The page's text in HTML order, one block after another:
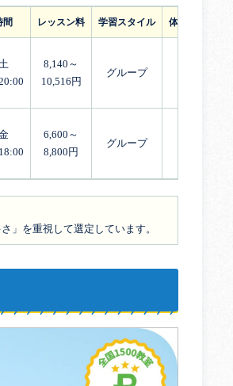
間 レッスン料 学習スタイル 体験レッスン
8,140～
10,516円
グループ
6,600～
8,800円
グループ
」を重視して選定しています。